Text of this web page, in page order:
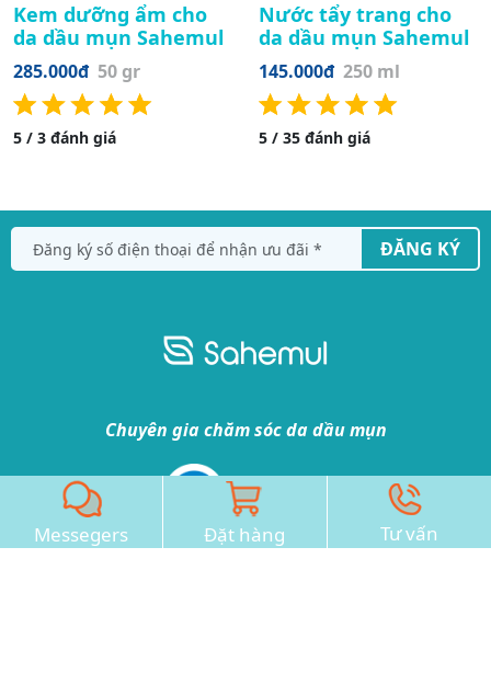
Kem dưỡng ẩm cho
da dầu mụn Sahemul
285.000đ 50 gr
5 / 3 đánh giá
Nước tẩy trang cho
da dầu mụn Sahemul
145.000đ 250 ml
5 / 35 đánh giá
ĐĂNG KÝ
Chuyên gia chăm sóc da dầu mụn
Messegers Đặt hàng Tư vấn